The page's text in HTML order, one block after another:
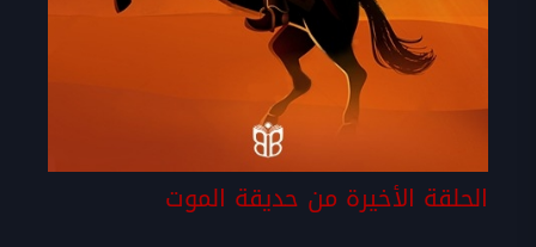
الحلقة الأخيرة من حديقة الموت